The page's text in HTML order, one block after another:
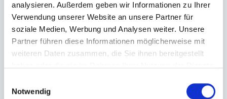
analysieren. Außerdem geben wir Informationen zu Ihrer
Verwendung unserer Website an unsere Partner für
soziale Medien, Werbung und Analysen weiter. Unsere
Partner führen diese Informationen möglicherweise mit
weiteren Daten zusammen, die Sie ihnen bereitgestellt
Notwendig
Flachbeutel,
Polybeutel LDPE
transparent gelocht
Sichtstreifenbeutel
weiß, 'Brot und
Backwaren'